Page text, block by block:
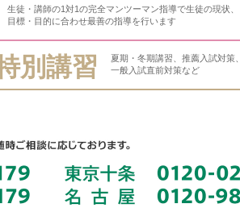
生徒・講師の1対1の完全マンツーマン指導で生徒の現状、
目標・目的に合わせ最善の指導を行います
別講習
夏期・冬期講習、推薦入試対策、
一般入試直前対策など